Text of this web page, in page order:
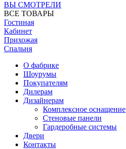
ВЫ СМОТРЕЛИ
ВСЕ ТОВАРЫ
Гостиная
Кабинет
Прихожая
Спальня
О фабрике
Шоурумы
Покупателям
Дилерам
Дизайнерам
Комплексное оснащение
Стеновые панели
Гардеробные системы
Двери
Контакты